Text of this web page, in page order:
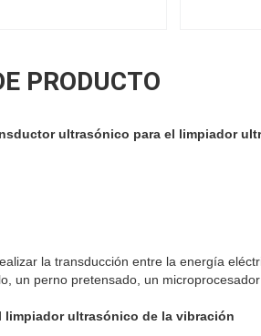
PRODUCTO
ultrasónico para el limpiador
la transducción entre la energía
un perno pretensado, un
limpiador ultrasónico de la vibración